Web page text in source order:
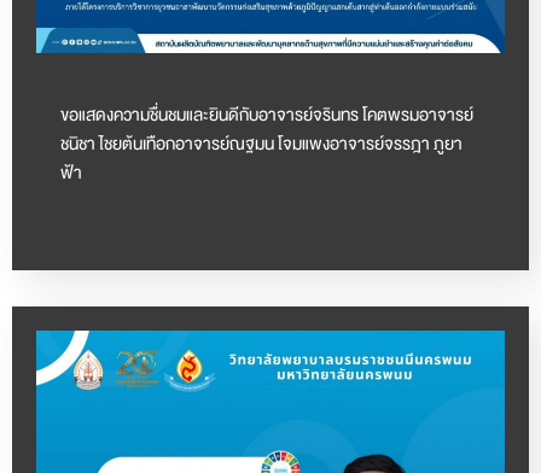
ขอแสดงความชื่นชมและยินดีกับอาจารย์จรินทร โคตพรมอาจารย์
ชนิชา ไชยต้นเทือกอาจารย์ณฐมน โจมแพงอาจารย์จรรฎา ภูยา
ฟ้า